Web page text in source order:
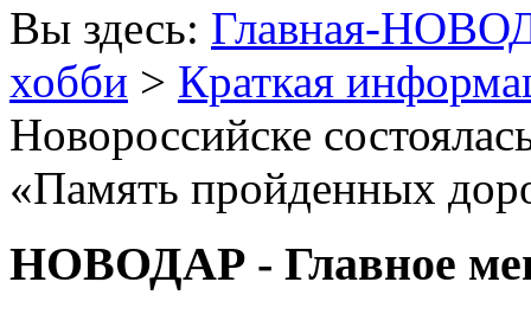
Вы здесь: Главная-
хобби > Краткая
Новороссийске
«Память пройденных
НОВОДАР - Главное